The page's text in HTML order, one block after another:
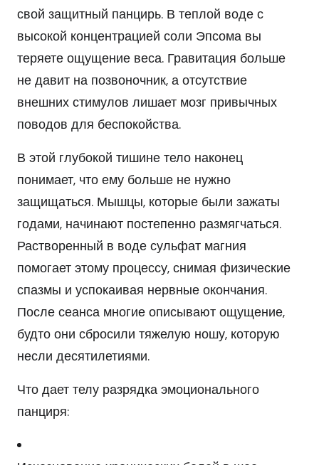
свой защитный панцирь. В теплой воде с
высокой концентрацией соли Эпсома вы
теряете ощущение веса. Гравитация больше
не давит на позвоночник, а отсутствие
внешних стимулов лишает мозг привычных
поводов для беспокойства.
В этой глубокой тишине тело наконец
понимает, что ему больше не нужно
защищаться. Мышцы, которые были зажаты
годами, начинают постепенно размягчаться.
Растворенный в воде сульфат магния
помогает этому процессу, снимая физические
спазмы и успокаивая нервные окончания.
После сеанса многие описывают ощущение,
будто они сбросили тяжелую ношу, которую
несли десятилетиями.
Что дает телу разрядка эмоционального
панциря: